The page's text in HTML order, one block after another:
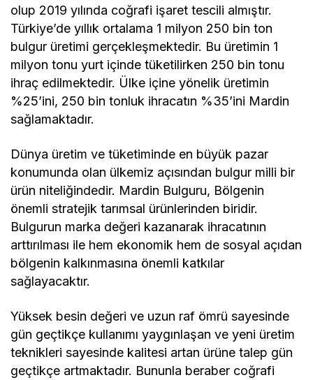
olup 2019 yılında coğrafi işaret tescili almıştır.
Türkiye’de yıllık ortalama 1 milyon 250 bin ton
bulgur üretimi gerçekleşmektedir. Bu üretimin 1
milyon tonu yurt içinde tüketilirken 250 bin tonu
ihraç edilmektedir. Ülke içine yönelik üretimin
%25’ini, 250 bin tonluk ihracatın %35’ini Mardin
sağlamaktadır.
Dünya üretim ve tüketiminde en büyük pazar
konumunda olan ülkemiz açısından bulgur milli bir
ürün niteliğindedir. Mardin Bulguru, Bölgenin
önemli stratejik tarımsal ürünlerinden biridir.
Bulgurun marka değeri kazanarak ihracatının
arttırılması ile hem ekonomik hem de sosyal açıdan
bölgenin kalkınmasına önemli katkılar
sağlayacaktır.
Yüksek besin değeri ve uzun raf ömrü sayesinde
gün geçtikçe kullanımı yaygınlaşan ve yeni üretim
teknikleri sayesinde kalitesi artan ürüne talep gün
geçtikçe artmaktadır. Bununla beraber coğrafi